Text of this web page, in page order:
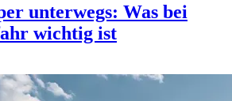
unterwegs: Was bei
wichtig ist